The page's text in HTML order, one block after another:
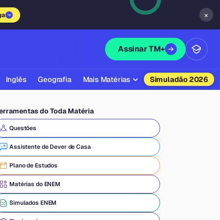
×
Assinar TM+
Inglês Geografia Mais Matérias
Química
Física
Filosofia
Literatura
Simuladão 2026
do Toda Matéria
Questões
Assistente de Dever de Casa
Plano de Estudos
Matérias do ENEM
Simulados ENEM